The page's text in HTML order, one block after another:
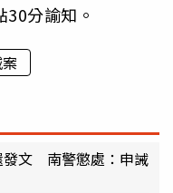
分諭知。
發文 南警懲處：申誡